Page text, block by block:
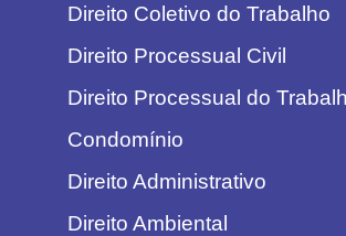
Direito Coletivo do Trabalho
Direito Processual Civil
Direito Processual do
Condomínio
Direito Administrativo
Direito Ambiental